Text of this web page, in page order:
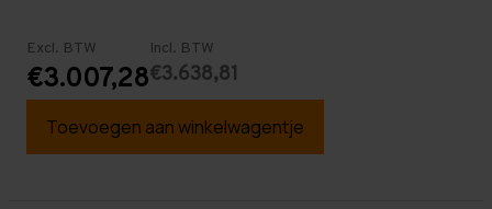
Excl. BTW
€3.007,28
Incl. BTW
€3.638,81
Toevoegen aan winkelwagentje